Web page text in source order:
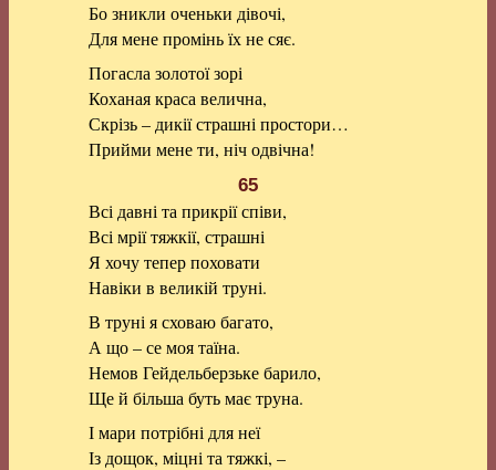
Бо зникли оченьки дівочі,
Для мене промінь їх не сяє.
Погасла золотої зорі
Коханая краса велична,
Скрізь – дикії страшні простори…
Прийми мене ти, ніч одвічна!
65
Всі давні та прикрії співи,
Всі мрії тяжкії, страшні
Я хочу тепер поховати
Навіки в великій труні.
В труні я сховаю багато,
А що – се моя таїна.
Немов Гейдельберзьке барило,
Ще й більша буть має труна.
І мари потрібні для неї
Із дощок, міцні та тяжкі, –